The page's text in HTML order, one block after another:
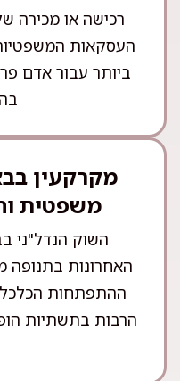
רכישה או מכירה
העסקאות
ביותר עבור אדם
מקרקעין
משפטית
השוק הנדל"ני
האחרונות בתנופה
ההתפתחות
הרבות בתשתיות